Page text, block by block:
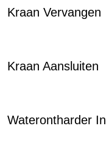
Kraan Vervangen
Kraan Aansluiten
Waterontharder